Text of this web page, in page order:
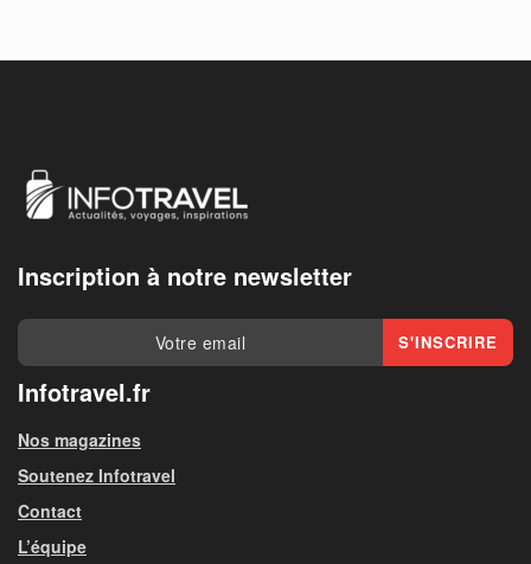
Inscription à notre newsletter
Infotravel.fr
Nos magazines
Soutenez Infotravel
Contact
L’équipe